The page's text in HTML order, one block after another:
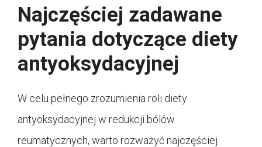
Najczęściej zadawane
pytania dotyczące diety
antyoksydacyjnej
W celu pełnego zrozumienia roli diety
antyoksydacyjnej w redukcji bólów
reumatycznych, warto rozważyć najczęściej